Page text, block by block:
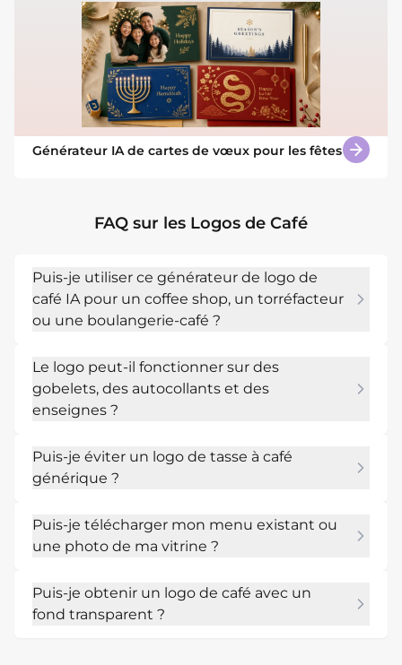
Générateur IA de cartes de vœux pour les fêtes
FAQ sur les Logos de Café
Puis-je utiliser ce générateur de logo de
café IA pour un coffee shop, un torréfacteur
ou une boulangerie-café ?
les endroits où le logo apparaîtra. Mew Design
peut fonctionner comme un créateur de logo
de café pour les coffee shops, torréfacteurs,
cafés.
Le logo peut-il fonctionner sur des
gobelets, des autocollants et des
enseignes ?
IA en ligne une marque simple avec un fort
contraste, puis demande des versions badge,
pour qu'il puisse s'adapter à tous les supports
physiques du café.
Puis-je éviter un logo de tasse à café
générique ?
spécialité de ton menu, le style de ton
intérieur ou des références d'emballage. Plus
au-delà des symboles de café classiques.
Puis-je télécharger mon menu existant ou
une photo de ma vitrine ?
emballages ou des références de couleurs et
demande à Mew Design de créer un logo de
Puis-je obtenir un logo de café avec un
fond transparent ?